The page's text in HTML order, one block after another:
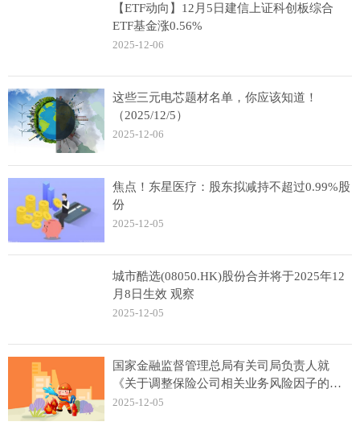
【ETF动向】12月5日建信上证科创板综合
ETF基金涨0.56%
2025-12-06
这些三元电芯题材名单，你应该知道！
（2025/12/5）
2025-12-06
焦点！东星医疗：股东拟减持不超过0.99%股
份
2025-12-05
城市酷选(08050.HK)股份合并将于2025年12
月8日生效 观察
2025-12-05
国家金融监督管理总局有关司局负责人就
《关于调整保险公司相关业务风险因子的通
知》答记者问
2025-12-05